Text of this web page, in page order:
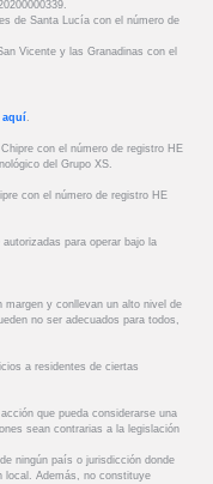
de Santa Lucía con el número de
Vicente y las Granadinas con el
.
con el número de registro HE
del Grupo XS.
con el número de registro HE
para operar bajo la
y conllevan un alto nivel de
no ser adecuados para todos,
a residentes de ciertas
que pueda considerarse una
sean contrarias a la legislación
ningún país o jurisdicción donde
local. Además, no constituye